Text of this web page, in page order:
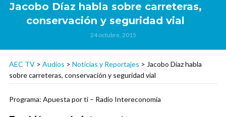
Jacobo Díaz habla sobre carreteras,
conservación y seguridad vial
24 octubre, 2015
AEC TV > Audios > Noticias y Reportajes > Jacobo Díaz habla
sobre carreteras, conservación y seguridad vial
Programa: Apuesta por ti – Radio Intereconomía